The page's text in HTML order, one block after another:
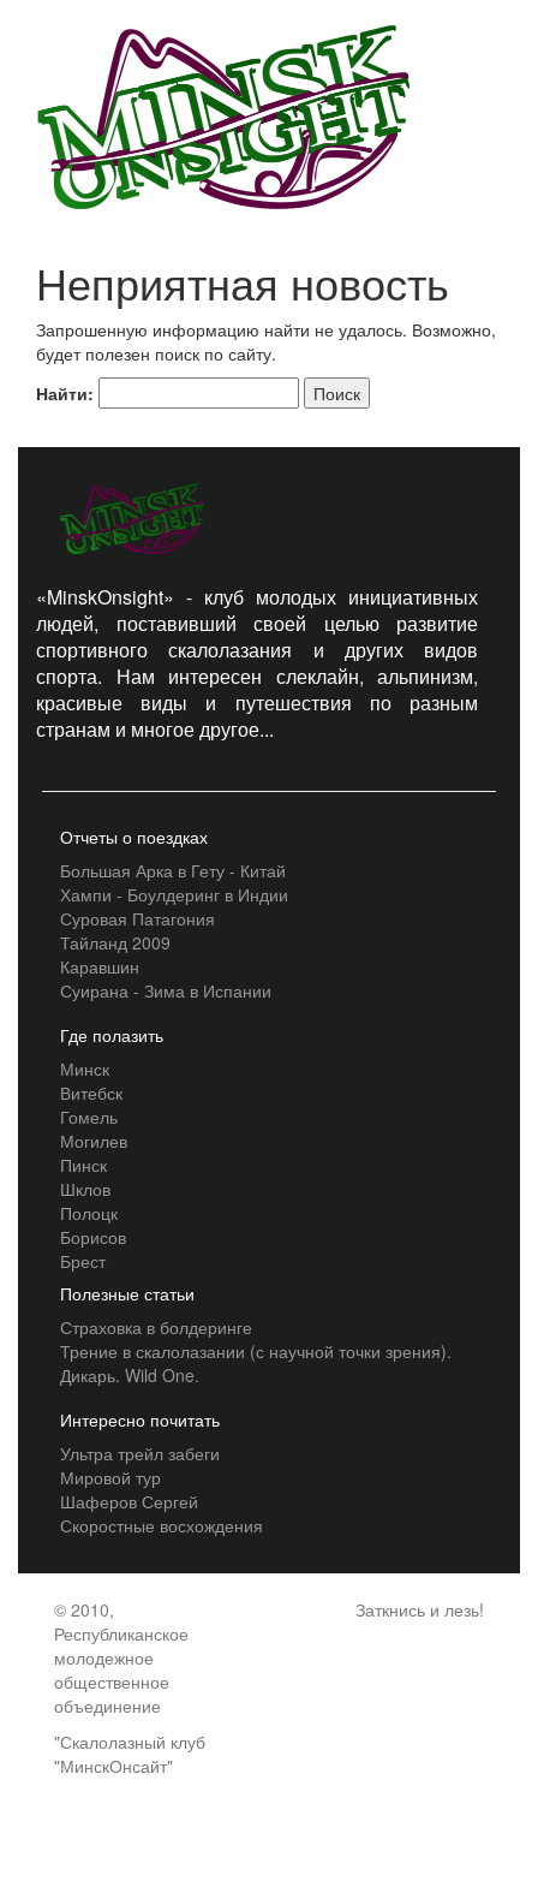
Неприятная новость
Запрошенную информацию найти не удалось. Возможно,
будет полезен поиск по сайту.
Найти:
«MinskOnsight» - клуб молодых инициативных
людей, поставивший своей целью развитие
спортивного скалолазания и других видов
спорта. Нам интересен слеклайн, альпинизм,
красивые виды и путешествия по разным
странам и многое другое...
Отчеты о поездках
Большая Арка в Гету - Китай
Хампи - Боулдеринг в Индии
Суровая Патагония
Тайланд 2009
Каравшин
Суирана - Зима в Испании
Где полазить
Минск
Витебск
Гомель
Могилев
Пинск
Шклов
Полоцк
Борисов
Брест
Полезные статьи
Страховка в болдеринге
Трение в скалолазании (с научной точки зрения).
Дикарь. Wild One.
Интересно почитать
Ультра трейл забеги
Мировой тур
Шаферов Сергей
Скоростные восхождения
© 2010,
Республиканское
молодежное
общественное
объединение
"Скалолазный клуб
"МинскОнсайт"
Заткнись и лезь!